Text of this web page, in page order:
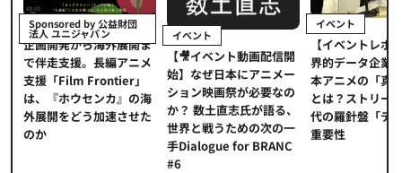
Sponsored by 公益財団
法人 ユニジャパン
企画開発から海外展開ま
で伴走支援。長編アニメ
支援「Film Frontier」
は、『ホウセンカ』の海
外展開をどう加速させた
のか
イベント
【🎥イベント動画配信開
始】なぜ日本にアニメー
ション映画祭が必要なの
か？ 数土直志氏が語る、
世界と戦うための次の一
手Dialogue for BRANC
#6
イベント
【イベントレポ
界的データ企業
本アニメの「真
とは？ストリー
代の羅針盤「デ
重要性